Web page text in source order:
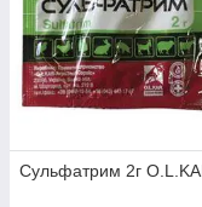
Сульфатрим 2г